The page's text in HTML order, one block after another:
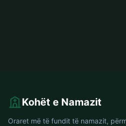
Kohët e Namazit
Oraret më të fundit të namazit,